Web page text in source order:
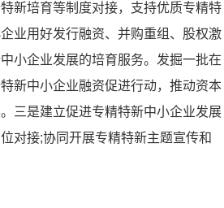
新培育等制度对接，支持优质专精特
业用好发行融资、并购重组、股权激
小企业发展的培育服务。发掘一批在
新中小企业融资促进行动，推动资本
三是建立促进专精特新中小企业发展
对接;协同开展专精特新主题宣传和